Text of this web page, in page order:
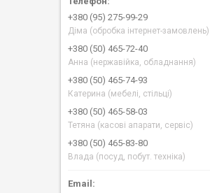
+380 (95) 275-99-29
Діма (обробка інтернет-замовлень)
+380 (50) 465-72-40
Анна (нержавійка, обладнання)
+380 (50) 465-74-93
Катерина (мебелі, стільці)
+380 (50) 465-58-03
Тетяна (касові апарати, сервіс)
+380 (50) 465-83-80
Влада (посуд, побут. техніка)